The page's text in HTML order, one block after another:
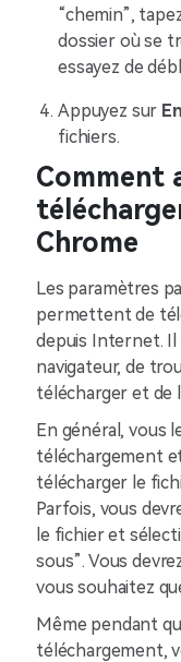
“chemin”,
dossier où se
essayez de
Appuyez sur
fichiers.
Comment
Chrome
Les paramètres
permettent de
depuis Internet.
navigateur, de
télécharger et de
En général, vous
téléchargement
télécharger le
Parfois, vous
le fichier et
sous”. Vous
vous souhaitez
Même pendant
téléchargement,